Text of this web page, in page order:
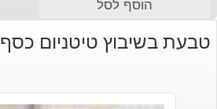
הוסף לסל
טבעת בשיבוץ טיטניום כסף 925 מידה: 8.75